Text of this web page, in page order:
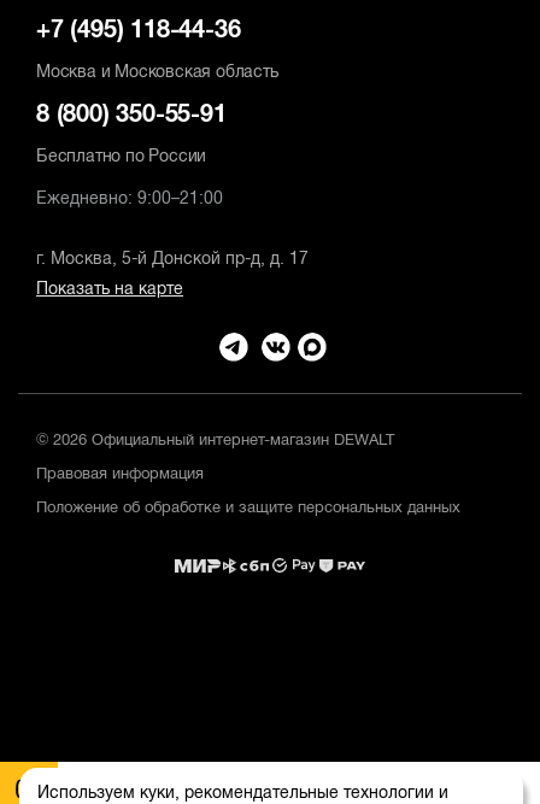
Используем куки, рекомендательные технологии и
+7 (495) 118-44-36
Москва и Московская область
8 (800) 350-55-91
Бесплатно по России
Ежедневно: 9:00–21:00
г. Москва, 5-й Донской пр-д, д. 17
Показать на карте
© 2026 Официальный интернет-магазин DEWALT
Правовая информация
Положение об обработке и защите персональных данных